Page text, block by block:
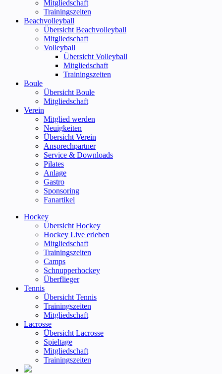
Mitgliedschaft
Trainingszeiten
Beachvolleyball
Übersicht Beachvolleyball
Mitgliedschaft
Volleyball
Übersicht Volleyball
Mitgliedschaft
Trainingszeiten
Boule
Übersicht Boule
Mitgliedschaft
Verein
Mitglied werden
Neuigkeiten
Übersicht Verein
Ansprechpartner
Service & Downloads
Pilates
Anlage
Gastro
Sponsoring
Fanartikel
Hockey
Übersicht Hockey
Hockey Live erleben
Mitgliedschaft
Trainingszeiten
Camps
Schnupperhockey
Überflieger
Tennis
Übersicht Tennis
Trainingszeiten
Mitgliedschaft
Lacrosse
Übersicht Lacrosse
Spieltage
Mitgliedschaft
Trainingszeiten